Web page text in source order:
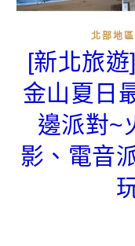
北部地
[新北旅遊
金山夏日
邊派對~
影、電音